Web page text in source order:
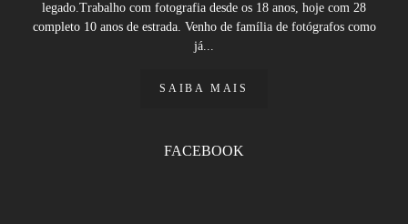
legado.Trabalho com fotografia desde os 18 anos, hoje com 28
completo 10 anos de estrada. Venho de família de fotógrafos como
já...
SAIBA MAIS
FACEBOOK